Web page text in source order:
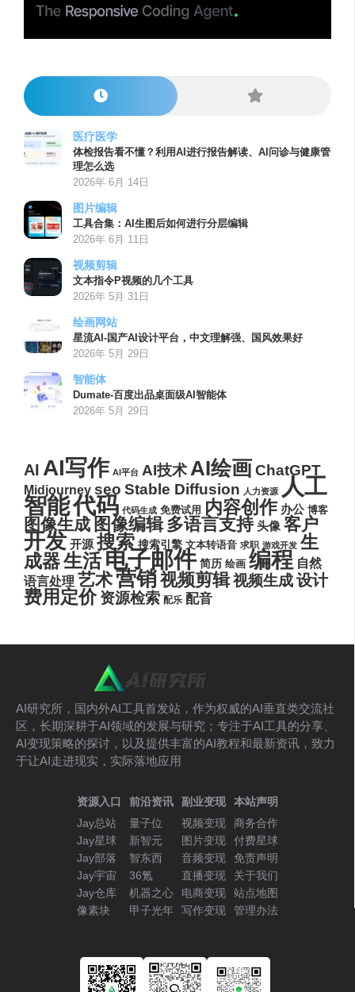
医疗医学
体检报告看不懂？利用AI进行报告解读、AI问诊与健康管
理怎么选
2026年 6月 14日
图片编辑
工具合集：AI生图后如何进行分层编辑
2026年 6月 11日
视频剪辑
文本指令P视频的几个工具
2026年 5月 31日
绘画网站
星流AI-国产AI设计平台，中文理解强、国风效果好
2026年 5月 29日
智能体
Dumate-百度出品桌面级AI智能体
2026年 5月 29日
AI AI写作 AI平台 AI技术AI绘画ChatGPT
Midjourney seo Stable Diffusion 人力资源 人工
智能代码 代码生成 免费试用 内容创作 办公 博客
图像生成 图像编辑 多语言支持 头像 客户
开发 开源 搜索 搜索引擎 文本转语音 求职 游戏开发 生
成器生活电子邮件 简历 绘画 编程 自然
语言处理 艺术营销视频剪辑视频生成设计
费用定价 资源检索 配乐 配音
AI研究所，国内外AI工具首发站，作为权威的AI垂直类交流社
区，长期深耕于AI领域的发展与研究；专注于AI工具的分享、
AI变现策略的探讨，以及提供丰富的AI教程和最新资讯，致力
于让AI走进现实，实际落地应用
资源入口
Jay总站
Jay星球
Jay部落
Jay宇宙
Jay仓库
像素块
前沿资讯
量子位
新智元
智东西
36氪
机器之心
甲子光年
副业变现
视频变现
图片变现
音频变现
直播变现
电商变现
写作变现
本站声明
商务合作
付费星球
免责声明
关于我们
站点地图
管理办法